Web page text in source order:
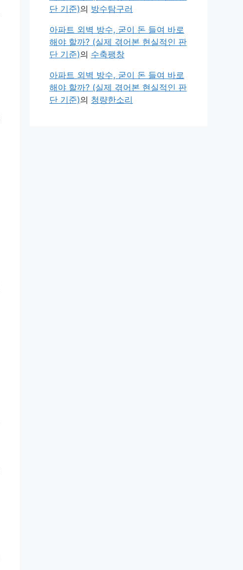
단 기준)의 방수탐구러
아파트 외벽 방수, 굳이 돈 들여 바로
해야 할까? (실제 겪어본 현실적인 판
단 기준)의 수축팽창
아파트 외벽 방수, 굳이 돈 들여 바로
해야 할까? (실제 겪어본 현실적인 판
단 기준)의 청량한소리